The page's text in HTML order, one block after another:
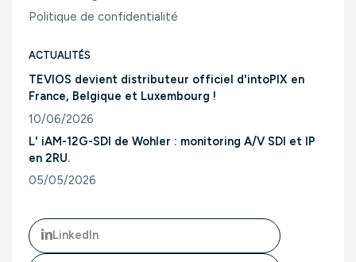
Politique de confidentialité
ACTUALITÉS
TEVIOS devient distributeur officiel d'intoPIX en
France, Belgique et Luxembourg !
10/06/2026
Consulter l'article "TEVIOS devient distributeur officiel
L' iAM-12G-SDI de Wohler : monitoring A/V SDI et IP
en 2RU.
05/05/2026
LinkedIn